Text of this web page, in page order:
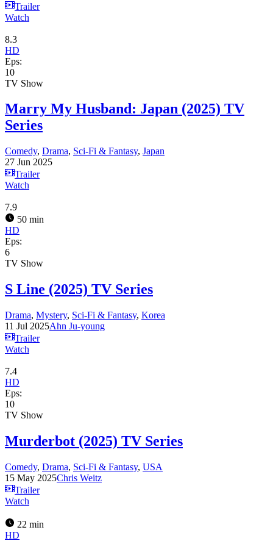
Trailer
Watch
8.3
HD
Eps:
10
TV Show
Marry My Husband: Japan (2025) TV
Series
Comedy, Drama, Sci-Fi & Fantasy, Japan
27 Jun 2025
Trailer
Watch
7.9
50 min
HD
Eps:
6
TV Show
S Line (2025) TV Series
Drama, Mystery, Sci-Fi & Fantasy, Korea
11 Jul 2025Ahn Ju-young
Trailer
Watch
7.4
HD
Eps:
10
TV Show
Murderbot (2025) TV Series
Comedy, Drama, Sci-Fi & Fantasy, USA
15 May 2025Chris Weitz
Trailer
Watch
22 min
HD